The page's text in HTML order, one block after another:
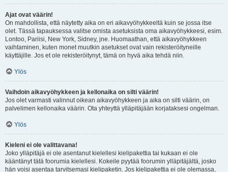
Ajat ovat väärin!
On mahdollista, että näytetty aika on eri aikavyöhykkeeltä kuin se jossa itse
olet. Tässä tapauksessa valitse omista asetuksista oma aikavyöhykkeesi, esim.
Lontoo, Pariisi, New York, Sidney, jne. Huomaathan, että aikavyöhykkeen
vaihtaminen, kuten monet muutkin asetukset ovat vain rekisteröityneille
käyttäjille. Jos et ole rekisteröitynyt, tämä on hyvä aika tehdä niin.
Ylös
Vaihdoin aikavyöhykkeen ja kellonaika on silti väärin!
Jos olet varmasti valinnut oikean aikavyöhykkeen ja aika on silti väärin, on
palvelimen kellonaika väärin. Ota yhteyttä ylläpitäjään korjataksesi ongelman.
Ylös
Kieleni ei ole valittavana!
Joko ylläpitäjä ei ole asentanut kielellesi kielipakettia tai kukaan ei ole
kääntänyt tätä foorumia kielellesi. Kokeile pyytää foorumin ylläpitäjältä, josko
hän voisi asentaa tarvitsemasi kielipaketin. Jos kielipakettia ei ole olemassa,